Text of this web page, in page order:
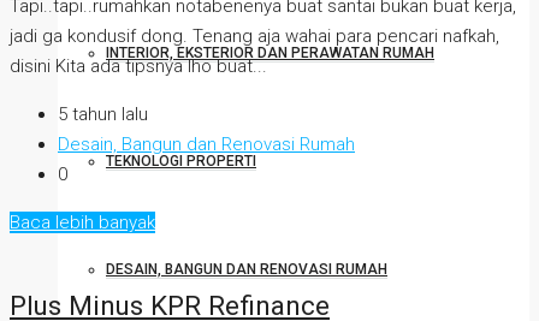
INTERIOR, EKSTERIOR DAN PERAWATAN RUMAH
TEKNOLOGI PROPERTI
DESAIN, BANGUN DAN RENOVASI RUMAH
Tapi..tapi..rumahkan notabenenya buat santai bukan buat kerja,
jadi ga kondusif dong. Tenang aja wahai para pencari nafkah,
disini Kita ada tipsnya lho buat...
5 tahun lalu
Desain, Bangun dan Renovasi Rumah
0
Baca lebih banyak
Plus Minus KPR Refinance